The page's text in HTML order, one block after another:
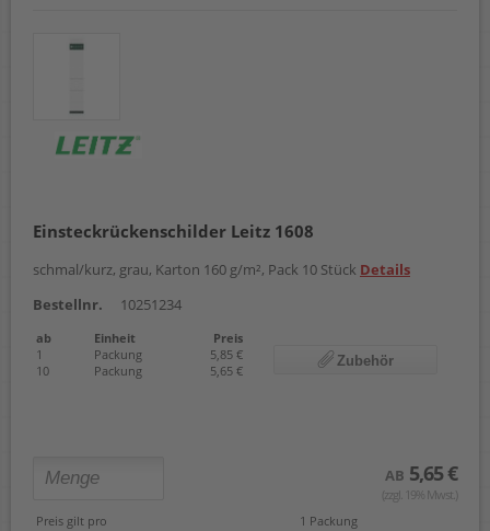
Einsteckrückenschilder Leitz 1608
schmal/kurz, grau, Karton 160 g/m², Pack 10 Stück Details
Bestellnr.
10251234
ab Einheit
Preis
1
Packung
5,85 €
10
Packung 5,65 €
Zubehör
AB 5,65 €
(zzgl. 19% Mwst.)
Preis gilt pro
1 Packung